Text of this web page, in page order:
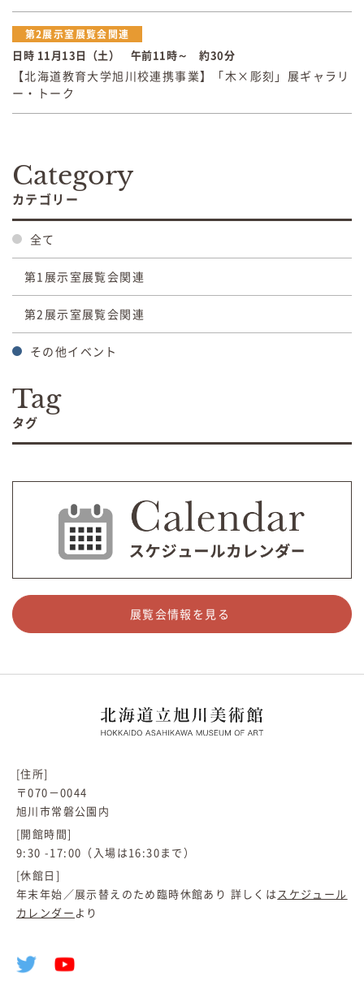
第2展示室展覧会関連
日時 11月13日（土） 午前11時～ 約30分
【北海道教育大学旭川校連携事業】「木×彫刻」展ギャラリ
ー・トーク
Category
カテゴリー
全て
第1展示室展覧会関連
第2展示室展覧会関連
その他イベント
Tag
タグ
展覧会情報を見る
[住所]
〒070－0044
旭川市常磐公園内
[開館時間]
9:30 -17:00（入場は16:30まで）
[休館日]
年末年始／展示替えのため臨時休館あり 詳しくは スケジュール
カレンダーより